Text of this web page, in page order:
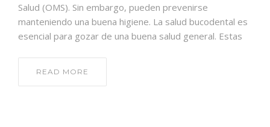
Salud (OMS). Sin embargo, pueden prevenirse
manteniendo una buena higiene. La salud bucodental es
esencial para gozar de una buena salud general. Estas
READ MORE